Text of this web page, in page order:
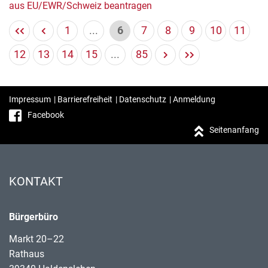
aus EU/EWR/Schweiz beantragen
1 ... 6 7 8 9 10
11
12
13 14 15 ... 85
Impressum | Barrierefreiheit | Datenschutz |Anmeldung
Facebook
Seitenanfang
KONTAKT
Bürgerbüro
Markt 20–22
Rathaus